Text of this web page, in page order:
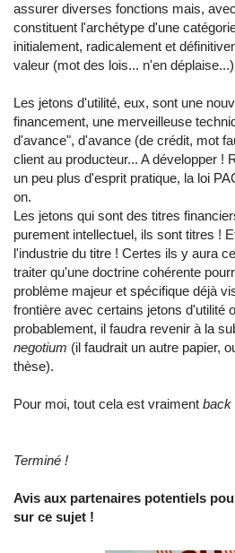
assurer diverses fonctions mais,
constituent l'archétype d'une
initialement, radicalement et
valeur (mot des lois... n'en
Les jetons d'utilité, eux, sont une
financement, une merveilleuse
d'avance", d'avance (de crédit, mot
client au producteur... A développer !
un peu plus d'esprit pratique, la loi
on.
Les jetons qui sont des titres
purement intellectuel, ils sont titres !
l'industrie du titre ! Certes ils y aura
traiter qu'une doctrine cohérente
problème majeur et spécifique déjà
frontière avec certains jetons d'utilité
probablement, il faudra revenir à la
negotium (il faudrait un autre papier,
thèse).
Pour moi, tout cela est vraiment back
Terminé !
Avis aux partenaires potentiels
sur ce sujet !